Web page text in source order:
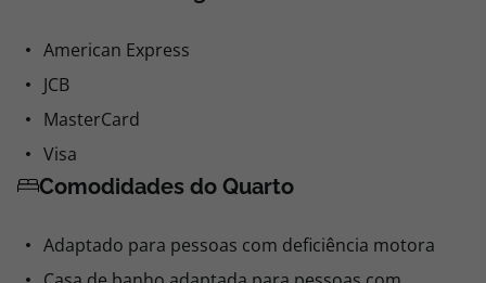
American Express
JCB
MasterCard
Visa
Comodidades do Quarto
Adaptado para pessoas com deficiência motora